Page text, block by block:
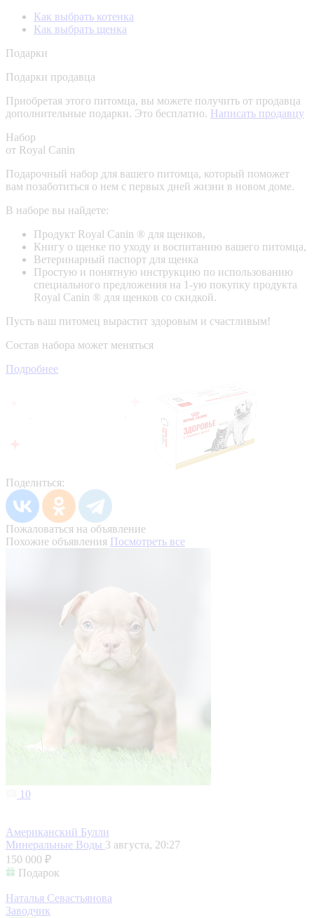
Как выбрать котенка
Как выбрать щенка
Подарки
Подарки продавца
Приобретая этого питомца, вы можете получить от продавца
дополнительные подарки. Это бесплатно. Написать продавцу
Набор
от Royal Canin
Подарочный набор для вашего питомца, который поможет
вам позаботиться о нем с первых дней жизни в новом доме.
В наборе вы найдете:
Продукт Royal Canin ® для щенков,
Книгу о щенке по уходу и воспитанию вашего питомца,
Ветеринарный паспорт для щенка
Простую и понятную инструкцию по использованию
специального предложения на 1-ую покупку продукта
Royal Canin ® для щенков со скидкой.
Пусть ваш питомец вырастит здоровым и счастливым!
Состав набора может меняться
Подробнее
Поделиться:
Пожаловаться на объявление
Похожие объявления Посмотреть все
10
Американский Булли
Минеральные Воды 3 августа, 20:27
150 000 ₽
Подарок
Наталья Севастьянова
Заводчик